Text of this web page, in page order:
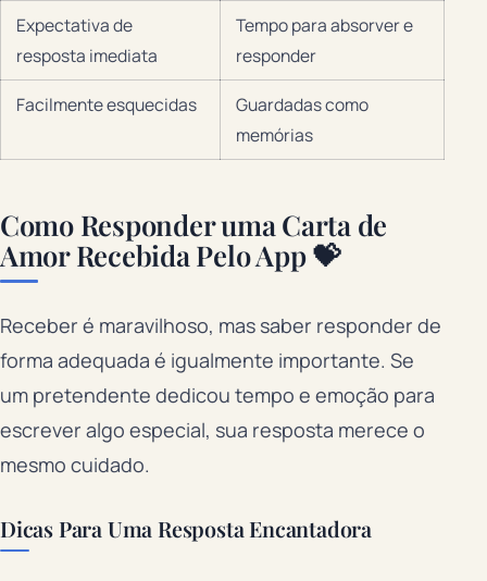
Expectativa de
resposta imediata
Tempo para absorver e
responder
Facilmente esquecidas
Guardadas como
memórias
Como Responder uma Carta de
Amor Recebida Pelo App 💝
Receber é maravilhoso, mas saber responder de
forma adequada é igualmente importante. Se
um pretendente dedicou tempo e emoção para
escrever algo especial, sua resposta merece o
mesmo cuidado.
Dicas Para Uma Resposta Encantadora